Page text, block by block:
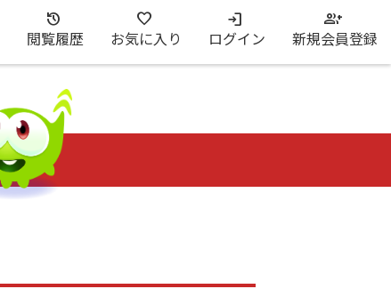
閲覧履歴 お気に入り ログイン 新規会員登録